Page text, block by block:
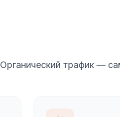
Органический трафик —